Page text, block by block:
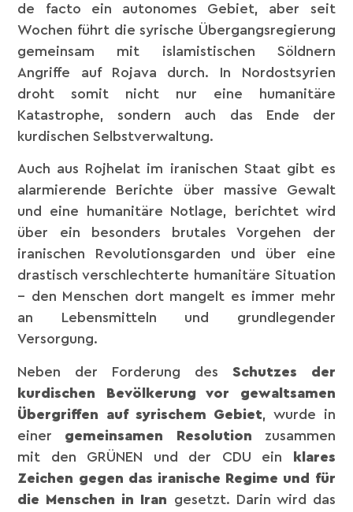
de facto ein autonomes Gebiet, aber seit
Wochen führt die syrische Übergangsregierung
gemeinsam mit islamistischen Söldnern
Angriffe auf Rojava durch. In Nordostsyrien
droht somit nicht nur eine humanitäre
Katastrophe, sondern auch das Ende der
kurdischen Selbstverwaltung.
Auch aus Rojhelat im iranischen Staat gibt es
alarmierende Berichte über massive Gewalt
und eine humanitäre Notlage, berichtet wird
über ein besonders brutales Vorgehen der
iranischen Revolutionsgarden und über eine
drastisch verschlechterte humanitäre Situation
– den Menschen dort mangelt es immer mehr
an Lebensmitteln und grundlegender
Versorgung.
Neben der Forderung des Schutzes der
kurdischen Bevölkerung vor gewaltsamen
Übergriffen auf syrischem Gebiet , wurde in
einer gemeinsamen Resolution zusammen
mit den GRÜNEN und der CDU ein
klares
Zeichen gegen das iranische Regime und für
die Menschen in Iran gesetzt. Darin wird das